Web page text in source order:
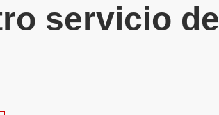
servicio de